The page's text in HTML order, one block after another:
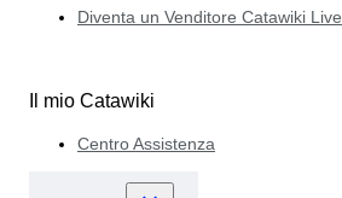
Diventa un Venditore Catawiki Live
Il mio Catawiki
Centro Assistenza